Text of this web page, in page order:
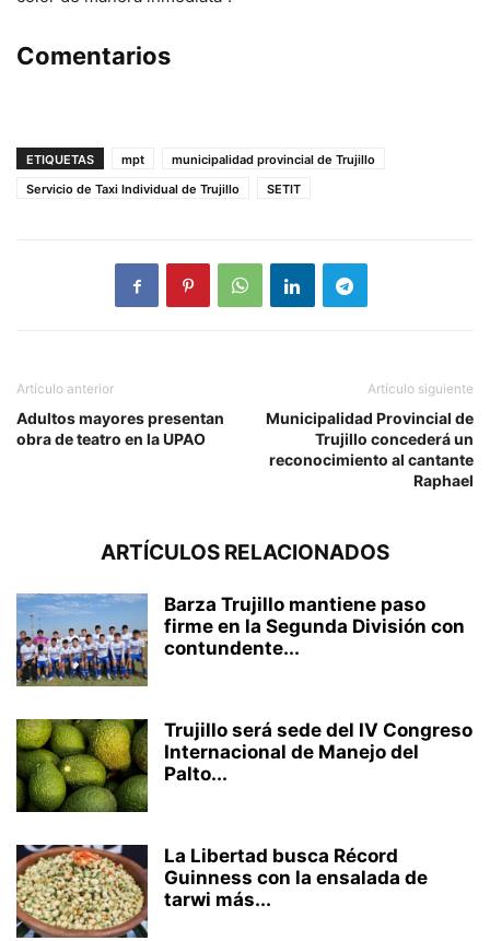
Comentarios
ETIQUETAS mpt
municipalidad provincial de Trujillo
Servicio de Taxi Individual de Trujillo
SETIT
Artículo anterior
Adultos mayores presentan
obra de teatro en la UPAO
Artículo siguiente
Municipalidad Provincial de
Trujillo concederá un
reconocimiento al cantante
Raphael
ARTÍCULOS RELACIONADOS
Barza Trujillo mantiene paso
firme en la Segunda División con
contundente...
Trujillo será sede del IV Congreso
Internacional de Manejo del
Palto...
La Libertad busca Récord
Guinness con la ensalada de
tarwi más...